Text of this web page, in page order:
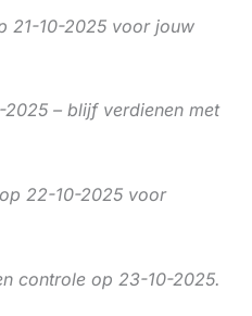
21-10-2025 voor jouw
– blijf verdienen met
22-10-2025 voor
controle op 23-10-2025.